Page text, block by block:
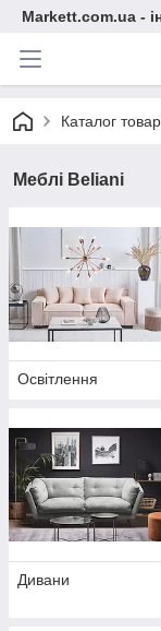
Markett.com.ua -
Каталог
Меблі Beliani
Освітлення
Дивани